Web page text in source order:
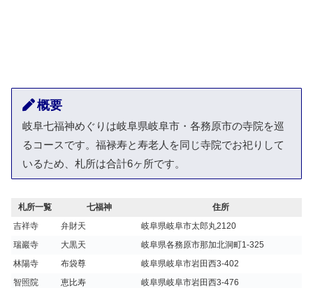
概要
岐阜七福神めぐりは岐阜県岐阜市・各務原市の寺院を巡
るコースです。福禄寿と寿老人を同じ寺院でお祀りして
いるため、札所は合計6ヶ所です。
札所一覧 七福神
住所
吉祥寺
弁財天
岐阜県岐阜市太郎丸2120
瑞巖寺
大黒天
岐阜県各務原市那加北洞町1-325
林陽寺
布袋尊
岐阜県岐阜市岩田西3-402
智照院
恵比寿
岐阜県岐阜市岩田西3-476